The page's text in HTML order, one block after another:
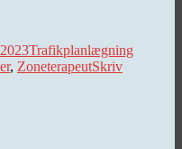
Trafikplanlægning
, ZoneterapeutSkriv